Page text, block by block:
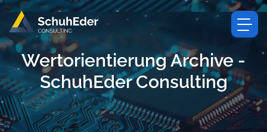
Wertorientierung Archive -
SchuhEder Consulting